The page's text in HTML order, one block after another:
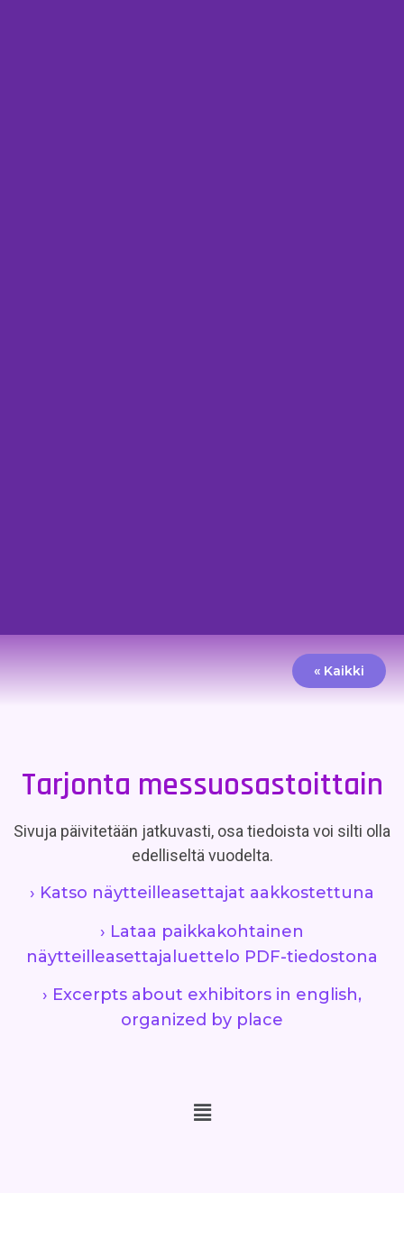
« Kaikki
Tarjonta messuosastoittain
Sivuja päivitetään jatkuvasti, osa tiedoista voi silti olla
edelliseltä vuodelta.
› Katso näytteilleasettajat aakkostettuna
› Lataa paikkakohtainen
näytteilleasettajaluettelo PDF-tiedostona
› Excerpts about exhibitors in english,
organized by place